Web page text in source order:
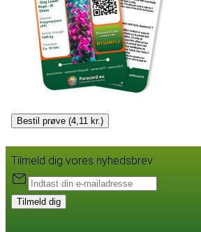
Bestil prøve (4,11 kr.)
Tilmeld dig vores nyhedsbrev:
Tilmeld dig